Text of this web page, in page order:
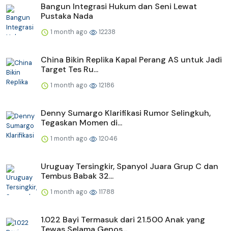
Bangun Integrasi Hukum dan Seni Lewat
Pustaka Nada
1 month ago 12238
China Bikin Replika Kapal Perang AS untuk Jadi
Target Tes Ru...
1 month ago 12186
Denny Sumargo Klarifikasi Rumor Selingkuh,
Tegaskan Momen di...
1 month ago 12046
Uruguay Tersingkir, Spanyol Juara Grup C dan
Tembus Babak 32...
1 month ago 11788
1.022 Bayi Termasuk dari 21.500 Anak yang